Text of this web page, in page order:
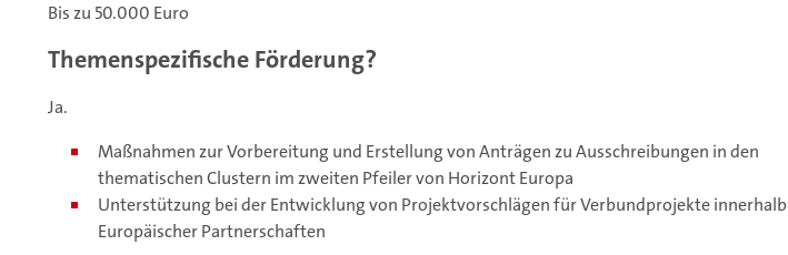
Bis zu 50.000 Euro
Themenspezifische Förderung?
Ja.
Maßnahmen zur Vorbereitung und Erstellung von Anträgen zu Ausschreibungen in den
thematischen Clustern im zweiten Pfeiler von Horizont Europa
Unterstützung bei der Entwicklung von Projektvorschlägen für Verbundprojekte innerhalb
Europäischer Partnerschaften